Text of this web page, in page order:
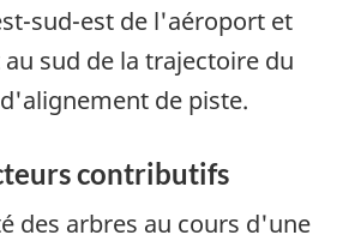
sud-est de l'aéroport et
sud de la trajectoire du
de piste.
contributifs
des arbres au cours d'une